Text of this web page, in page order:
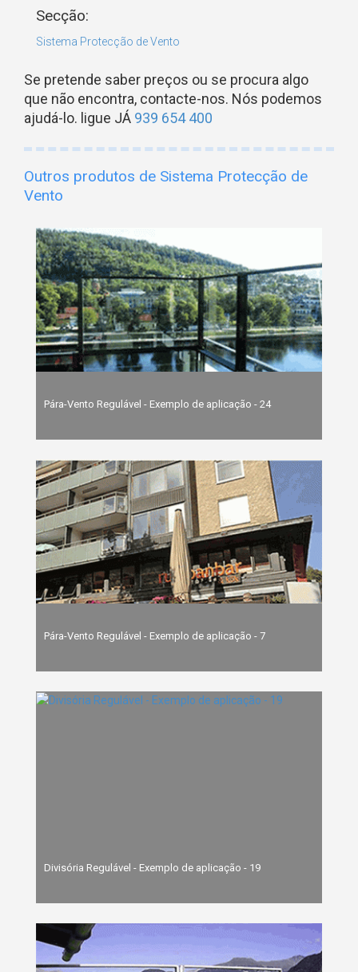
Secção:
Sistema Protecção de Vento
Se pretende saber preços ou se procura algo
que não encontra, contacte-nos. Nós podemos
ajudá-lo. ligue JÁ 939 654 400
Outros produtos de Sistema Protecção de
Vento
Pára-Vento Regulável - Exemplo de aplicação - 24
Pára-Vento Regulável - Exemplo de aplicação - 7
Divisória Regulável - Exemplo de aplicação - 19